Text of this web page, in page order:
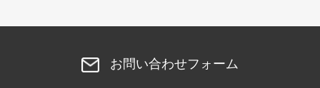
お問い合わせフォーム